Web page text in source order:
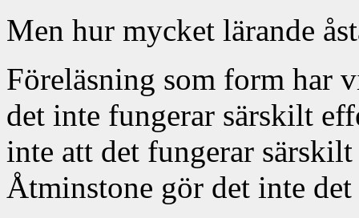
Men hur mycket lärande
Föreläsning som form har
det inte fungerar särskilt
inte att det fungerar
Åtminstone gör det inte